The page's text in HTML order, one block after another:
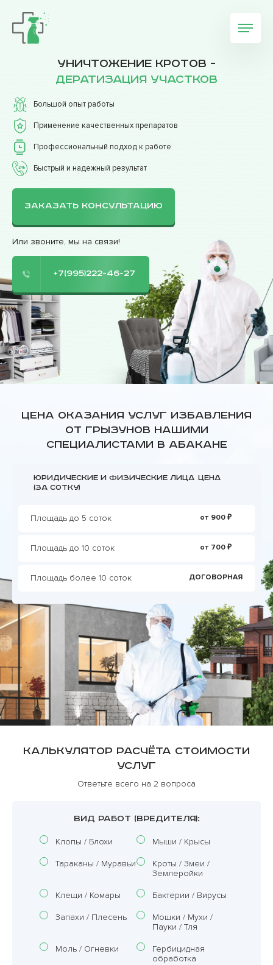
Уничтожение кротов -
дератизация участков
Большой опыт работы
Применение качественных препаратов
Профессиональный подход к работе
Быстрый и надежный результат
ЗАКАЗАТЬ КОНСУЛЬТАЦИЮ
Или звоните, мы на связи!
+7(995)222-46-27
Цена оказания услуг избавления
от грызунов нашими
специалистами в Абакане
Юридические и физические лица
(за сотку)
Цена
Площадь до 5 соток от 900 ₽
Площадь до 10 соток от 700 ₽
Площадь более 10 соток ДОГОВОРНАЯ
Калькулятор расчёта стоимости
услуг
Ответьте всего на 2 вопроса
ВИД РАБОТ (ВРЕДИТЕЛЯ):
Клопы / Блохи Мыши / Крысы
Тараканы / Муравьи
Кроты / Змеи /
Землеройки
Клещи / Комары Бактерии / Вирусы
Запахи / Плесень
Мошки / Мухи /
Пауки / Тля
Моль / Огневки
Гербицидная
обработка